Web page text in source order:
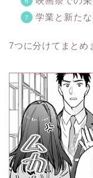
学業と新た
7つに分けてまとめ